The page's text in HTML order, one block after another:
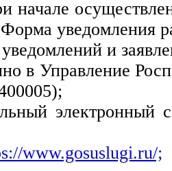
начале
уведомления
и
в Управление
электронный
www.gosuslugi.ru/;